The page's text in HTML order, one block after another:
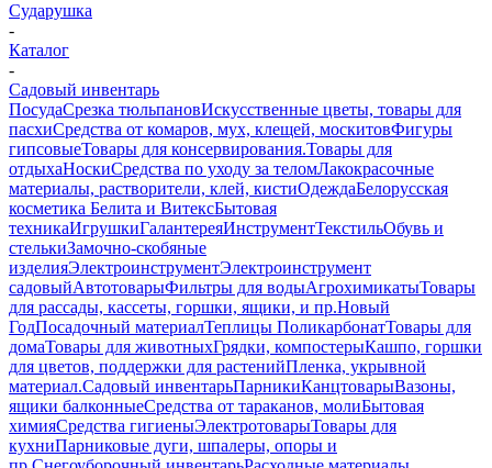
Сударушка
-
Каталог
-
Садовый инвентарь
ПосудаСрезка тюльпановИскусственные цветы, товары для
пасхиСредства от комаров, мух, клещей, москитовФигуры
гипсовыеТовары для консервирования.Товары для
отдыхаНоскиСредства по уходу за теломЛакокрасочные
материалы, растворители, клей, кистиОдеждаБелорусская
косметика Белита и ВитексБытовая
техникаИгрушкиГалантереяИнструментТекстильОбувь и
стелькиЗамочно-скобяные
изделияЭлектроинструментЭлектроинструмент
садовыйАвтотоварыФильтры для водыАгрохимикатыТовары
для рассады, кассеты, горшки, ящики, и пр.Новый
ГодПосадочный материалТеплицы ПоликарбонатТовары для
домаТовары для животныхГрядки, компостерыКашпо, горшки
для цветов, поддержки для растенийПленка, укрывной
материал.Садовый инвентарьПарникиКанцтоварыВазоны,
ящики балконныеСредства от тараканов, молиБытовая
химияСредства гигиеныЭлектротоварыТовары для
кухниПарниковые дуги, шпалеры, опоры и